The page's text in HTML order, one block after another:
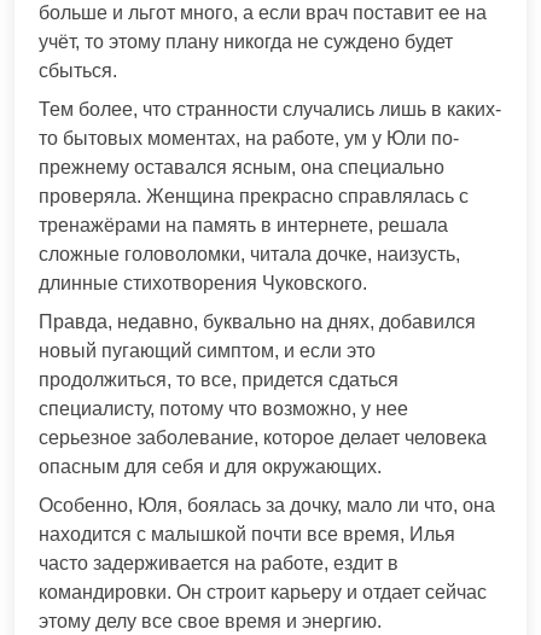
больше и льгот много, а если врач поставит ее на
учёт, то этому плану никогда не суждено будет
сбыться.
Тем более, что странности случались лишь в каких-
то бытовых моментах, на работе, ум у Юли по-
прежнему оставался ясным, она специально
проверяла. Женщина прекрасно справлялась с
тренажёрами на память в интернете, решала
сложные головоломки, читала дочке, наизусть,
длинные стихотворения Чуковского.
Правда, недавно, буквально на днях, добавился
новый пугающий симптом, и если это
продолжиться, то все, придется сдаться
специалисту, потому что возможно, у нее
серьезное заболевание, которое делает человека
опасным для себя и для окружающих.
Особенно, Юля, боялась за дочку, мало ли что, она
находится с малышкой почти все время, Илья
часто задерживается на работе, ездит в
командировки. Он строит карьеру и отдает сейчас
этому делу все свое время и энергию.